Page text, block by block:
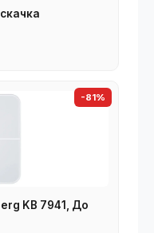
-81%
KB 7941, До